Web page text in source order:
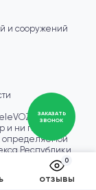
отзывы
0
и сооружений
носит
ни при каких
определяемой
Республики
о стоимости
работ,
на сайте.
ЗАКАЗАТЬ
ЗВОНОК